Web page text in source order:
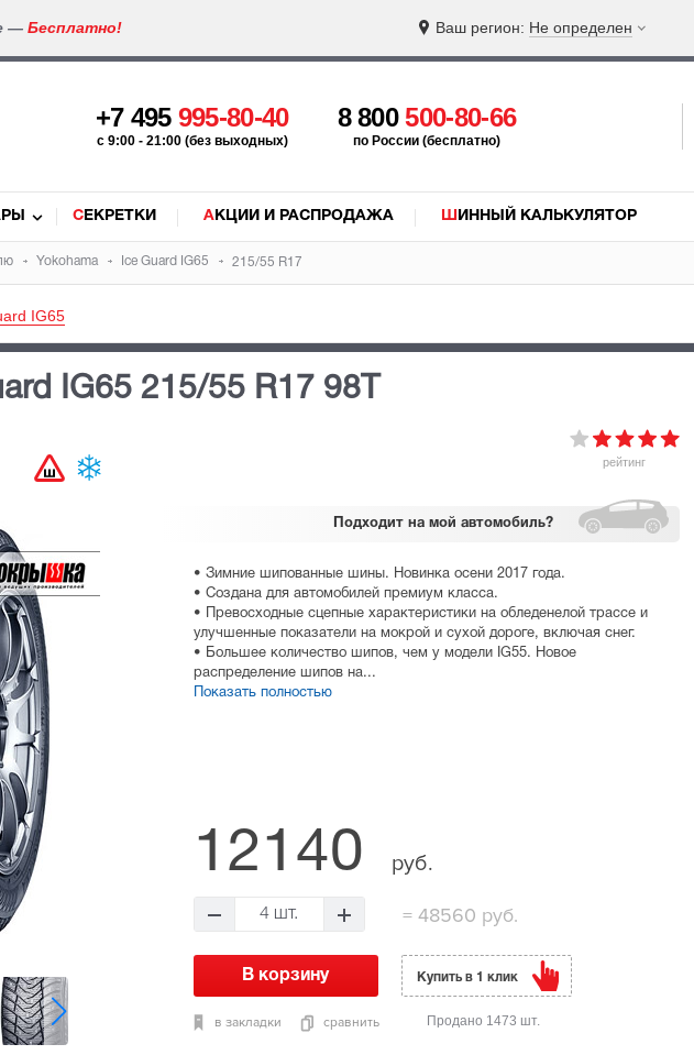
— Бесплатно! Ваш регион: Не определен
+7 495 995-80-40
c 9:00 - 21:00 (без выходных)
8 800500-80-66
по России (бесплатно)
СЕКРЕТКИ АКЦИИ И РАСПРОДАЖА ШИННЫЙ КАЛЬКУЛЯТОР
Yokohama Ice Guard IG65 215/55 R17
IG65
IG65 215/55 R17 98T
рейтинг
Подходит на мой автомобиль?
• Зимние шипованные шины. Новинка осени 2017 года.
• Создана для автомобилей премиум класса.
• Превосходные сцепные характеристики на обледенелой трассе и
улучшенные показатели на мокрой и сухой дороге, включая снег.
• Большее количество шипов, чем у модели IG55. Новое
распределение шипов на...
Показать полностью
12140 руб.
4 шт. =48560 руб.
в закладки сравнить
Купить в 1 клик
Продано 1473 шт.